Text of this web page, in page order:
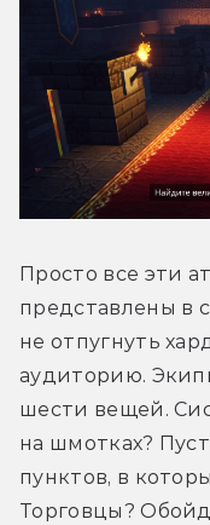
Просто все эти
представлены в
не отпугнуть
аудиторию.
шести вещей.
на шмотках?
пунктов, в
Торговцы?